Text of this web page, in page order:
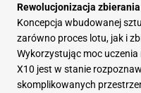
Rewolucjonizacja
Koncepcja wbudowanej
zarówno proces lotu, jak i
Wykorzystując moc
X10 jest w stanie
skomplikowanych